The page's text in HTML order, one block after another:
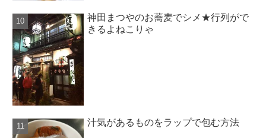
神田まつやのお蕎麦でシメ★行列がで
きるよねこりゃ
汁気があるものをラップで包む方法